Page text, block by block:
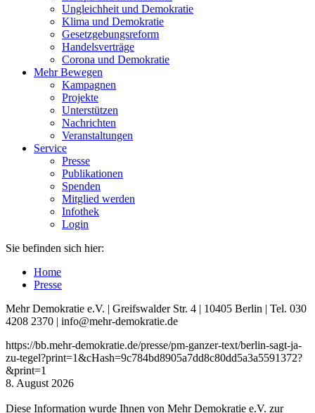
Ungleichheit und Demokratie
Klima und Demokratie
Gesetzgebungsreform
Handelsverträge
Corona und Demokratie
Mehr Bewegen
Kampagnen
Projekte
Unterstützen
Nachrichten
Veranstaltungen
Service
Presse
Publikationen
Spenden
Mitglied werden
Infothek
Login
Sie befinden sich hier:
Home
Presse
Mehr Demokratie e.V. | Greifswalder Str. 4 | 10405 Berlin | Tel. 030
4208 2370 | info@mehr-demokratie.de
https://bb.mehr-demokratie.de/presse/pm-ganzer-text/berlin-sagt-ja-
zu-tegel?print=1&cHash=9c784bd8905a7dd8c80dd5a3a5591372?
&print=1
8. August 2026
Diese Information wurde Ihnen von Mehr Demokratie e.V. zur